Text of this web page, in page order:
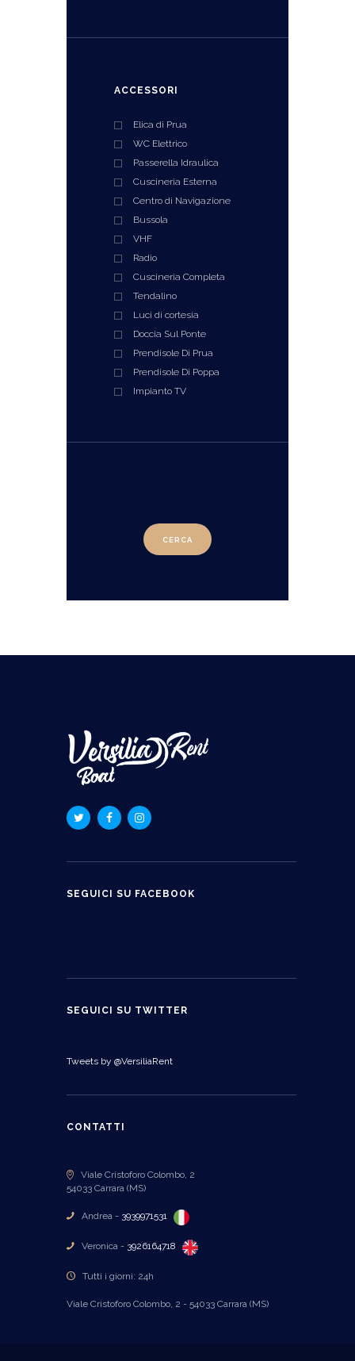
ACCESSORI
Elica di Prua
WC Elettrico
Passerella Idraulica
Cuscineria Esterna
Centro di Navigazione
Bussola
VHF
Radio
Cuscineria Completa
Tendalino
Luci di cortesia
Doccia Sul Ponte
Prendisole Di Prua
Prendisole Di Poppa
Impianto TV
SEGUICI SU FACEBOOK
SEGUICI SU TWITTER
Tweets by @VersiliaRent
CONTATTI
Viale Cristoforo Colombo, 2
54033 Carrara (MS)
Andrea - 3939971531
Veronica - 3926164718
Tutti i giorni: 24h
Viale Cristoforo Colombo, 2 - 54033 Carrara (MS)